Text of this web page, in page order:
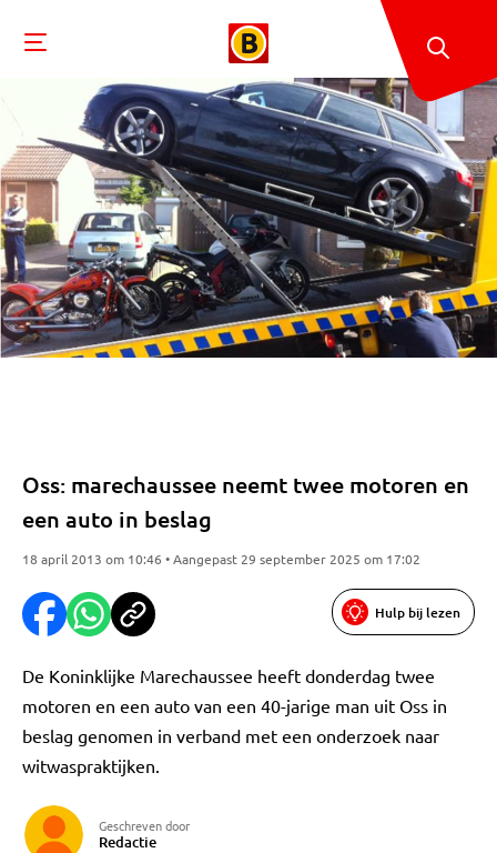
Oss: marechaussee neemt twee motoren en
een auto in beslag
18 april 2013 om 10:46 • Aangepast 29 september 2025 om 17:02
Hulp bij lezen
De Koninklijke Marechaussee heeft donderdag twee
motoren en een auto van een 40-jarige man uit Oss in
beslag genomen in verband met een onderzoek naar
witwaspraktijken.
Geschreven door
Redactie